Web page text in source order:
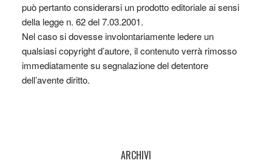
può pertanto considerarsi un prodotto editoriale ai sensi
della legge n. 62 del 7.03.2001.
Nel caso si dovesse involontariamente ledere un
qualsiasi copyright d’autore, il contenuto verrà rimosso
immediatamente su segnalazione del detentore
dell’avente diritto.
ARCHIVI